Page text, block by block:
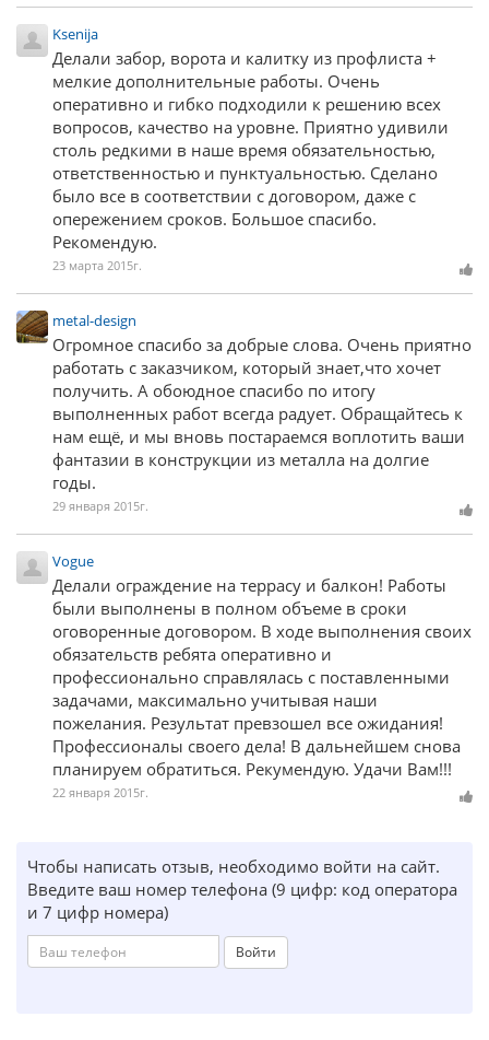
Ksenija
Делали забор, ворота и калитку из профлиста +
мелкие дополнительные работы. Очень
оперативно и гибко подходили к решению всех
вопросов, качество на уровне. Приятно удивили
столь редкими в наше время обязательностью,
ответственностью и пунктуальностью. Сделано
было все в соответствии с договором, даже с
опережением сроков. Большое спасибо.
Рекомендую.
23 марта 2015г.
metal-design
Огромное спасибо за добрые слова. Очень приятно
работать с заказчиком, который знает,что хочет
получить. А обоюдное спасибо по итогу
выполненных работ всегда радует. Обращайтесь к
нам ещё, и мы вновь постараемся воплотить ваши
фантазии в конструкции из металла на долгие
годы.
29 января 2015г.
Vogue
Делали ограждение на террасу и балкон! Работы
были выполнены в полном объеме в сроки
оговоренные договором. В ходе выполнения своих
обязательств ребята оперативно и
профессионально справлялась с поставленными
задачами, максимально учитывая наши
пожелания. Результат превзошел все ожидания!
Профессионалы своего дела! В дальнейшем снова
планируем обратиться. Рекумендую. Удачи Вам!!!
22 января 2015г.
Чтобы написать отзыв, необходимо войти на сайт.
Введите ваш номер телефона (9 цифр: код оператора
и 7 цифр номера)
Войти